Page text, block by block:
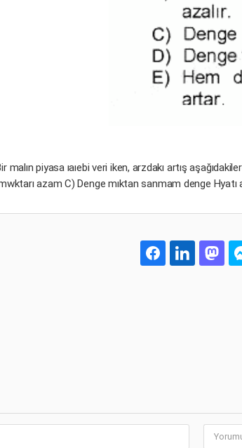
malın piyasa ıaıebi veri iken, arzdakı artış
azam C) Denge mıktan sanmam denge